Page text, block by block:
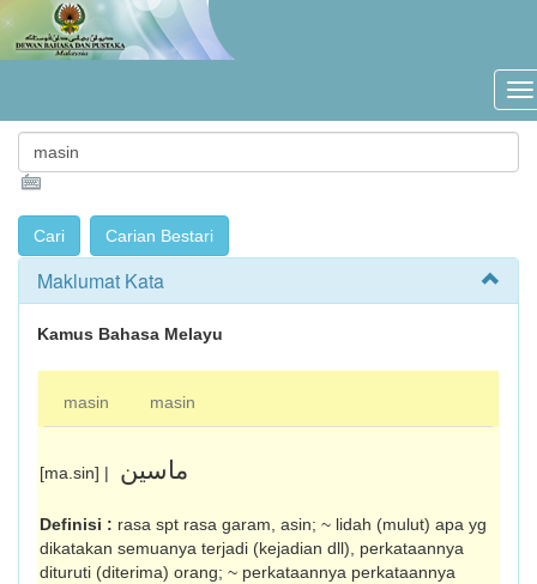
Maklumat Kata
Kamus Bahasa Melayu
masin masin
[ma.sin] | ماسين
Definisi : rasa spt rasa garam, asin; ~ lidah (mulut) apa yg
dikatakan semuanya terjadi (kejadian dll), perkataannya
dituruti (diterima) orang; ~ perkataannya perkata­annya